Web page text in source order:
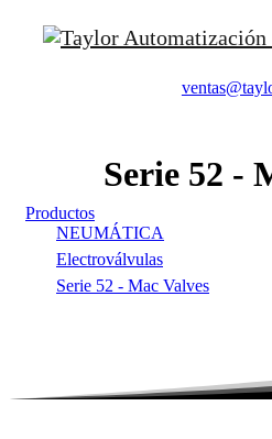
Serie 52 -
Productos
NEUMÁTICA
Electroválvulas
Serie 52 - Mac Valves